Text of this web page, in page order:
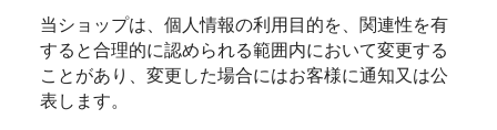
当ショップは、個人情報の利用目的を、関連性を有
すると合理的に認められる範囲内において変更する
ことがあり、変更した場合にはお客様に通知又は公
表します。